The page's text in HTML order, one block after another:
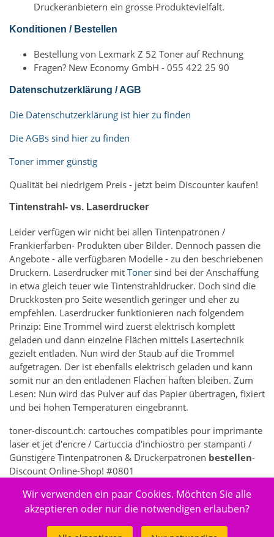
Druckeranbietern ein grosse Produktevielfalt.
Konditionen / Bestellen
Bestellung von Lexmark Z 52 Toner auf Rechnung
Fragen? New Economy GmbH - 055 422 25 90
Datenschutzerklärung / AGB
Die Datenschutzerklärung ist hier zu finden
Die AGBs sind hier zu finden
Toner immer günstig
Qualität bei niedrigem Preis - jetzt beim Discounter kaufen!
Tintenstrahl- vs. Laserdrucker
Leider verfügen wir nicht bei allen Tintenpatronen /
Frankierfarben- Produkten über Bilder. Dennoch passen die
Angebote - alle verfügbaren Modelle - zu den beschriebenen
Druckern. Laserdrucker mit Toner sind bei der Anschaffung
in etwa gleich teuer wie Tintenstrahldrucker. Doch sind die
Druckkosten pro Seite wesentlich geringer und eher zu
empfehlen. Laserdrucker funktionieren nach folgendem
Prinzip: Eine Trommel wird zuerst elektrisch komplett
geladen und dann einzelne Flächen mittels Lasertechnik
gezielt entladen. Nun wird der Staub auf die Trommel
aufgetragen. Der ist ebenfalls elektrisch geladen und kann
somit nur an den entladenen Flächen haften bleiben. Zum
Lesen: Nun wird das Pulver auf das Papier übertragen, fixiert
und bei hohen Temperaturen eingebrannt.
toner-discount.ch: cartouches compatibles pour imprimante
laser et jet d'encre / Cartuccia d'inchiostro per stampanti /
Günstigere Tintenpatronen & Druckerpatronen bestellen-
Discount Online-Shop! #0801
7362 - Elektronik > Drucken, Kopieren, Scannen & Faxen >
Zubehör Drucker, Kopierer & Faxgeräte > Drucker-
Wir verwenden ein paar Cookies. Möchten Sie alle
akzeptieren oder nur die notwendigen erlauben?